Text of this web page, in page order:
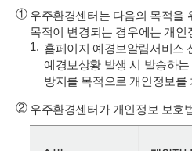
① 우주환경센터는 다음의 목적을
목적이 변경되는 경우에는 개
1. 홈페이지 예경보알림서비스
예경보상황 발생 시 발송하
방지를 목적으로 개인정보를
② 우주환경센터가 개인정보 보호